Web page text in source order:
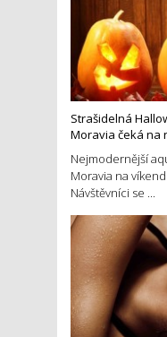
Strašidelná
Moravia čeká na
Nejmodernější
Moravia na
Návštěvníci se ...